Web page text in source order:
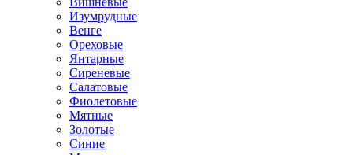
Изумрудные
Венге
Ореховые
Янтарные
Сиреневые
Салатовые
Фиолетовые
Мятные
Золотые
Синие